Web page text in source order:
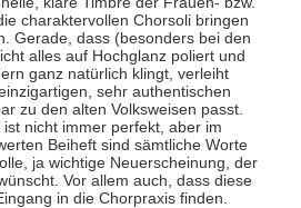
charaktervollen Chorsoli bringen
Gerade, dass (besonders bei den
alles auf Hochglanz poliert und
ganz natürlich klingt, verleiht
sehr authentischen
zu den alten Volksweisen passt.
nicht immer perfekt, aber im
Beiheft sind sämtliche Worte
ja wichtige Neuerscheinung, der
Vor allem auch, dass diese
in die Chorpraxis finden.